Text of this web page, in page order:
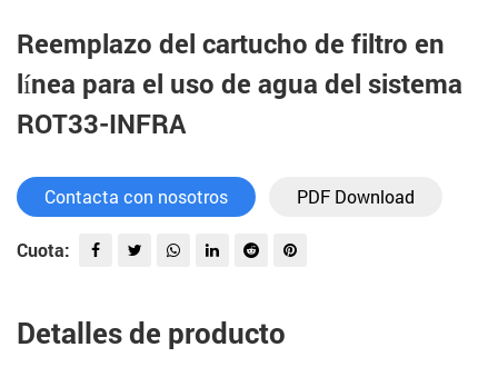
Reemplazo del cartucho de filtro en
línea para el uso de agua del sistema
ROT33-INFRA
Contacta con nosotros PDF Download
Cuota:
Detalles de producto